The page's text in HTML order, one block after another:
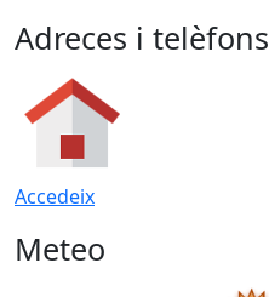
Adreces i telèfons
Accedeix
Meteo